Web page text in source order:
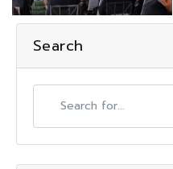
Search